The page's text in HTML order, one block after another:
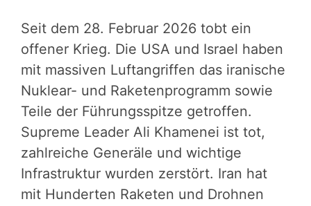
Seit dem 28. Februar 2026 tobt ein
offener Krieg. Die USA und Israel haben
mit massiven Luftangriffen das iranische
Nuklear- und Raketenprogramm sowie
Teile der Führungsspitze getroffen.
Supreme Leader Ali Khamenei ist tot,
zahlreiche Generäle und wichtige
Infrastruktur wurden zerstört. Iran hat
mit Hunderten Raketen und Drohnen